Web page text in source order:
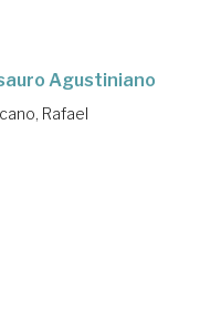
Agustiniano
Rafael